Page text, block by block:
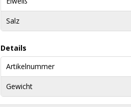
Salz
Details
Artikelnummer
Gewicht